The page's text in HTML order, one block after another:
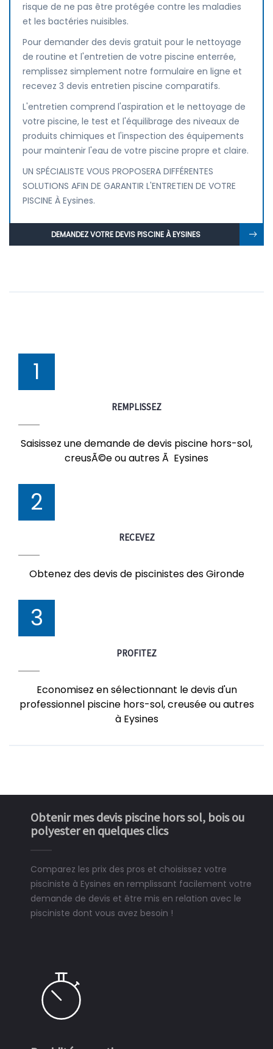
risque de ne pas être protégée contre les maladies
et les bactéries nuisibles.
Pour demander des devis gratuit pour le nettoyage
de routine et l'entretien de votre piscine enterrée,
remplissez simplement notre formulaire en ligne et
recevez 3 devis entretien piscine comparatifs.
L'entretien comprend l'aspiration et le nettoyage de
votre piscine, le test et l'équilibrage des niveaux de
produits chimiques et l'inspection des équipements
pour maintenir l'eau de votre piscine propre et claire.
UN SPÉCIALISTE VOUS PROPOSERA DIFFÉRENTES
SOLUTIONS AFIN DE GARANTIR L'ENTRETIEN DE VOTRE
PISCINE À Eysines.
DEMANDEZ VOTRE DEVIS PISCINE À EYSINES
1
REMPLISSEZ
Saisissez une demande de devis piscine hors-sol,
creusÃ©e ou autres Ã Eysines
2
RECEVEZ
Obtenez des devis de piscinistes des Gironde
3
PROFITEZ
Economisez en sélectionnant le devis d'un
professionnel piscine hors-sol, creusée ou autres
à Eysines
Obtenir mes devis piscine hors sol, bois ou
polyester en quelques clics
Comparez les prix des pros et choisissez votre
pisciniste à Eysines en remplissant facilement votre
demande de devis et être mis en relation avec le
pisciniste dont vous avez besoin !